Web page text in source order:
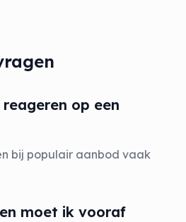
op een
bij populair aanbod vaak
moet ik vooraf